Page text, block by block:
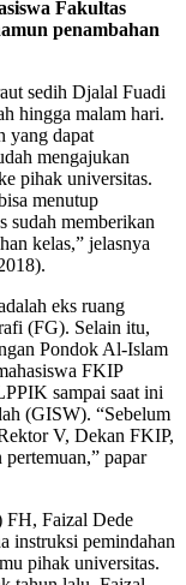
Fakultas
penambahan
sedih Djalal Fuadi
hingga malam hari.
yang dapat
mengajukan
pihak universitas.
menutup
sudah memberikan
kelas,” jelasnya
eks ruang
(FG). Selain itu,
Pondok Al-Islam
FKIP
sampai saat ini
(GISW). “Sebelum
V, Dekan FKIP,
papar
FH, Faizal Dede
instruksi pemindahan
pihak universitas.